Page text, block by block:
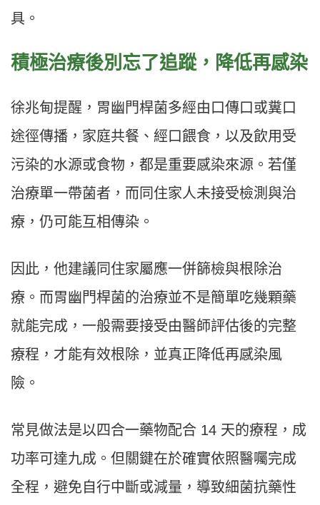
具。
積極治療後別忘了追蹤，降低再感染
徐兆甸提醒，胃幽門桿菌多經由口傳口或糞口
途徑傳播，家庭共餐、經口餵食，以及飲用受
污染的水源或食物，都是重要感染來源。若僅
治療單一帶菌者，而同住家人未接受檢測與治
療，仍可能互相傳染。
因此，他建議同住家屬應一併篩檢與根除治
療。而胃幽門桿菌的治療並不是簡單吃幾顆藥
就能完成，一般需要接受由醫師評估後的完整
療程，才能有效根除，並真正降低再感染風
險。
常見做法是以四合一藥物配合 14 天的療程，成
功率可達九成。但關鍵在於確實依照醫囑完成
全程，避免自行中斷或減量，導致細菌抗藥性